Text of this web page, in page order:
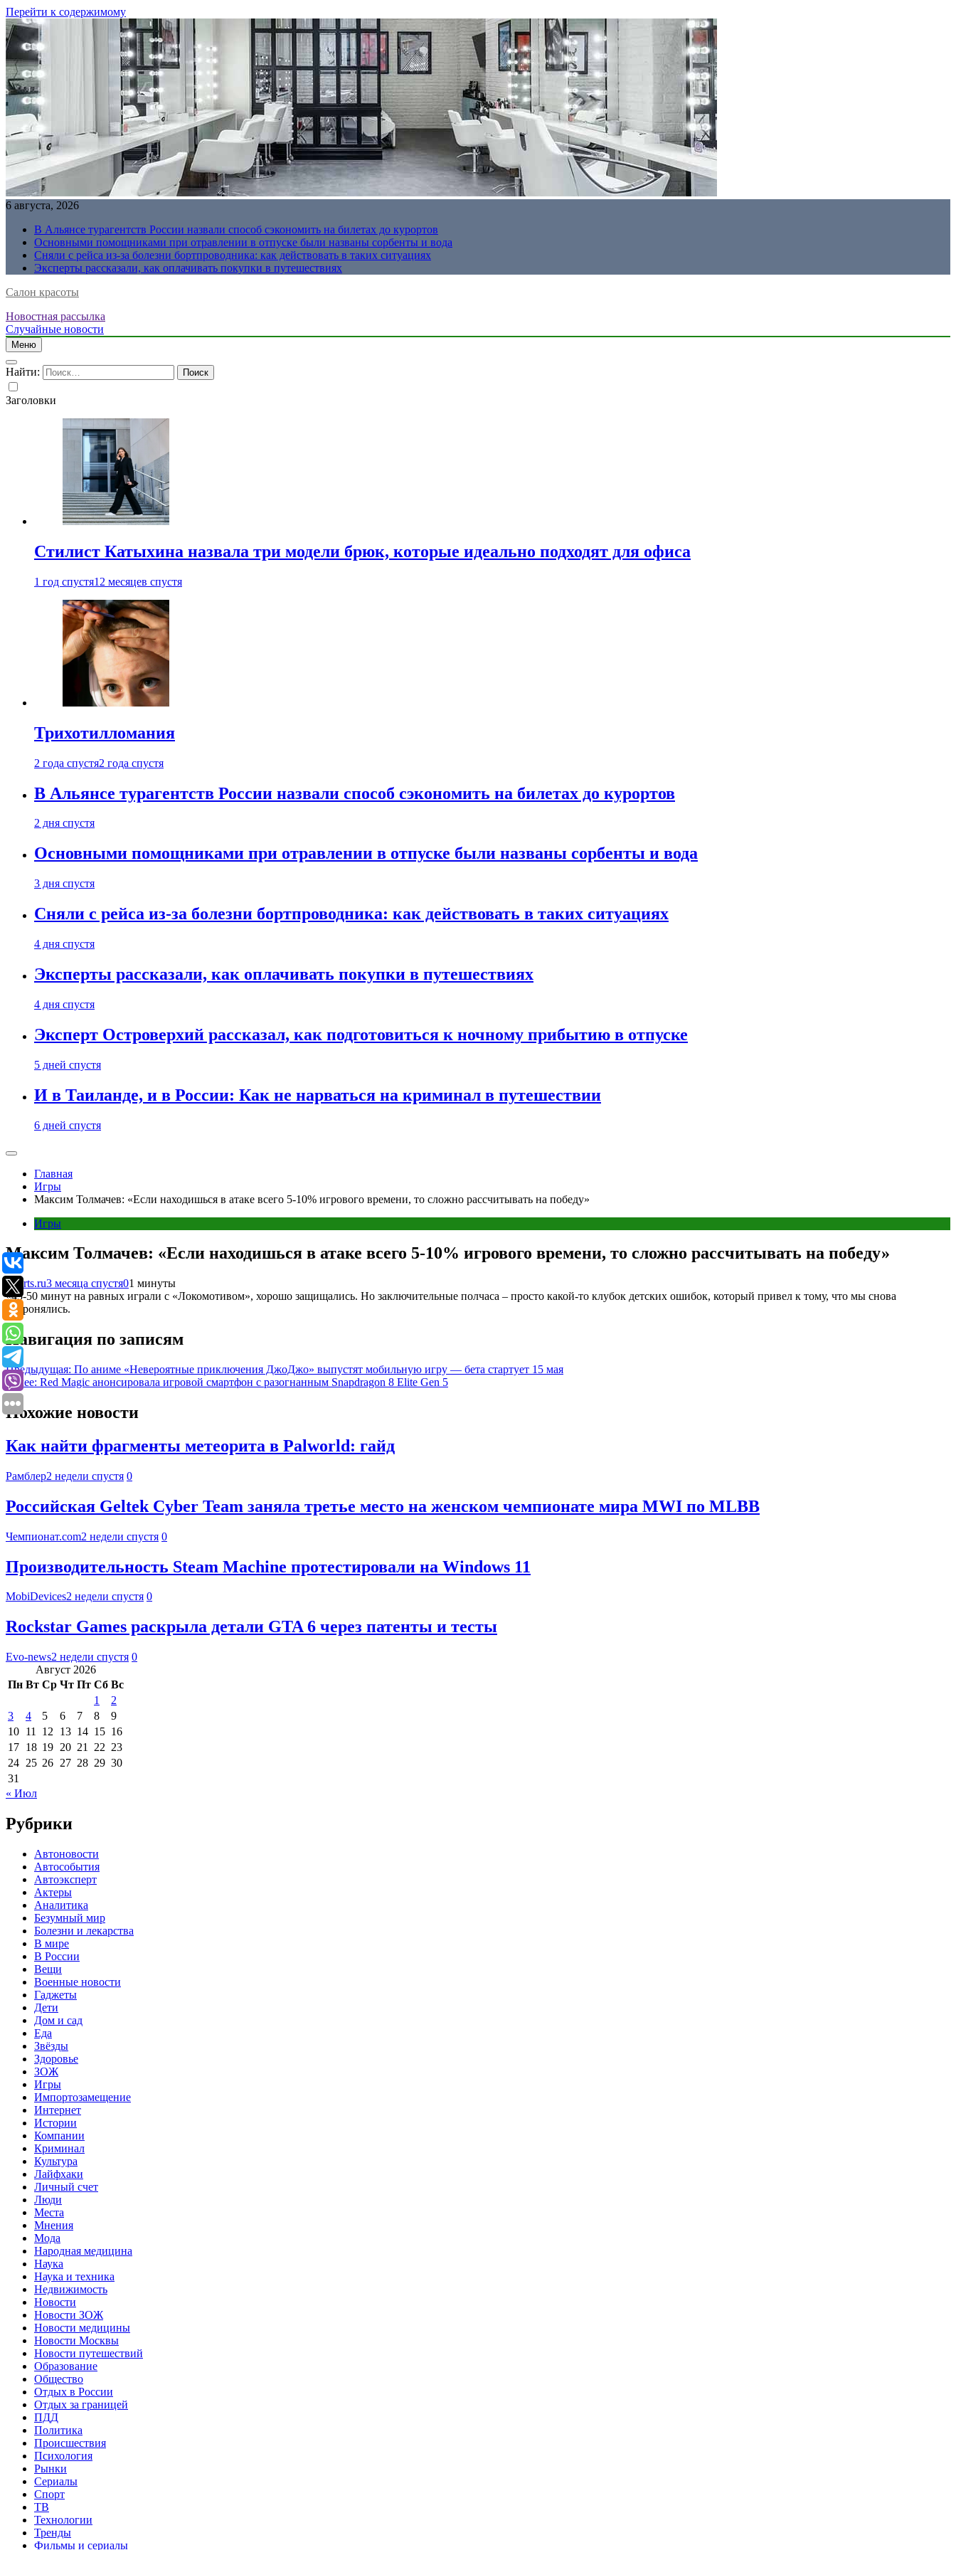
Перейти к содержимому
6 августа, 2026
В Альянсе турагентств России назвали способ сэкономить на билетах до курортов
Основными помощниками при отравлении в отпуске были названы сорбенты и вода
Сняли с рейса из-за болезни бортпроводника: как действовать в таких ситуациях
Эксперты рассказали, как оплачивать покупки в путешествиях
Салон красоты
Новостная рассылка
Случайные новости
Меню
Найти:
Заголовки
Стилист Катыхина назвала три модели брюк, которые идеально подходят для офиса
1 год спустя12 месяцев спустя
Трихотилломания
2 года спустя2 года спустя
В Альянсе турагентств России назвали способ сэкономить на билетах до курортов
2 дня спустя
Основными помощниками при отравлении в отпуске были названы сорбенты и вода
3 дня спустя
Сняли с рейса из-за болезни бортпроводника: как действовать в таких ситуациях
4 дня спустя
Эксперты рассказали, как оплачивать покупки в путешествиях
4 дня спустя
Эксперт Островерхий рассказал, как подготовиться к ночному прибытию в отпуске
5 дней спустя
И в Таиланде, и в России: Как не нарваться на криминал в путешествии
6 дней спустя
Главная
Игры
Максим Толмачев: «Если находишься в атаке всего 5-10% игрового времени, то сложно рассчитывать на победу»
Игры
Максим Толмачев: «Если находишься в атаке всего 5-10% игрового времени, то сложно рассчитывать на победу»
Sports.ru3 месяца спустя01 минуты
«45-50 минут на равных играли с «Локомотивом», хорошо защищались. Но заключительные полчаса – просто какой-то клубок детских ошибок, который привел к тому, что мы снова
оборонялись.
Навигация по записям
Предыдущая: По аниме «Невероятные приключения ДжоДжо» выпустят мобильную игру — бета стартует 15 мая
Далее: Red Magic анонсировала игровой смартфон с разогнанным Snapdragon 8 Elite Gen 5
Похожие новости
Как найти фрагменты метеорита в Palworld: гайд
Рамблер2 недели спустя 0
Российская Geltek Cyber Team заняла третье место на женском чемпионате мира MWI по MLBB
Чемпионат.com2 недели спустя 0
Производительность Steam Machine протестировали на Windows 11
MobiDevices2 недели спустя 0
Rockstar Games раскрыла детали GTA 6 через патенты и тесты
Evo-news2 недели спустя 0
Август 2026
Пн Вт Ср Чт Пт Сб Вс
1
2
3
4 5 6 7 8
9
10 11 12 13 14 15 16
17 18 19 20 21 22 23
24 25 26 27 28 29 30
31
« Июл
Рубрики
Автоновости
Автособытия
Автоэксперт
Актеры
Аналитика
Безумный мир
Болезни и лекарства
В мире
В России
Вещи
Военные новости
Гаджеты
Дети
Дом и сад
Еда
Звёзды
Здоровье
ЗОЖ
Игры
Импортозамещение
Интернет
Истории
Компании
Криминал
Культура
Лайфхаки
Личный счет
Люди
Места
Мнения
Мода
Народная медицина
Наука
Наука и техника
Недвижимость
Новости
Новости ЗОЖ
Новости медицины
Новости Москвы
Новости путешествий
Образование
Общество
Отдых в России
Отдых за границей
ПДД
Политика
Происшествия
Психология
Рынки
Сериалы
Спорт
ТВ
Технологии
Тренды
Фильмы и сериалы